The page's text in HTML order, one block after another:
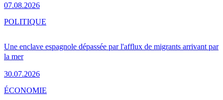
07.08.2026
Une enclave espagnole dépassée par l'afflux de migrants arrivant par
la mer
30.07.2026
POLITIQUE
ÉCONOMIE